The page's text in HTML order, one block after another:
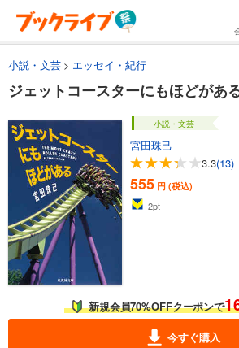
小説・文芸 エッセイ・紀行
ジェットコースターにもほどがあ
小説・文芸
宮田珠己
3.3(13)
555 円 (税込)
2pt
新規会員70%OFFクーポンで
今すぐ購入